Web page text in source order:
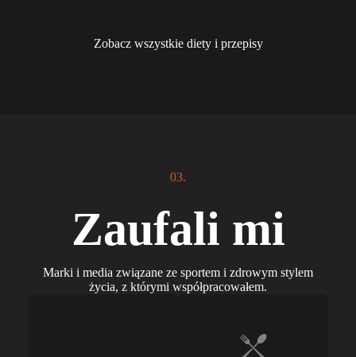
Zobacz wszystkie diety i przepisy
03.
Zaufali mi
Marki i media związane ze sportem i zdrowym stylem
życia, z którymi współpracowałem.